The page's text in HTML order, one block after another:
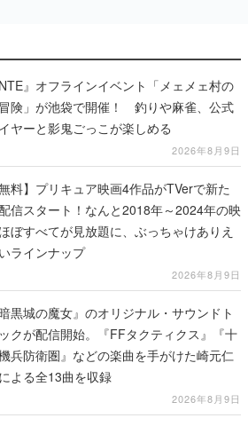
NTE』オフラインイベント「メェメェ村の
険」が池袋で開催！ 釣りや麻雀、公式
ヤーと影鬼ごっこが楽しめる
2026年8月9日
無料】プリキュア映画4作品がTVerで新た
信スタート！なんと2018年～2024年の映
ぼすべてが見放題に、ぶっちゃけありえ
ラインナップ
2026年8月9日
暗黒城の魔女』のオリジナル・サウンドト
クが配信開始。『FFタクティクス』『十
兵防衛圏』などの楽曲を手がけた崎元仁
よる全13曲を収録
2026年8月9日